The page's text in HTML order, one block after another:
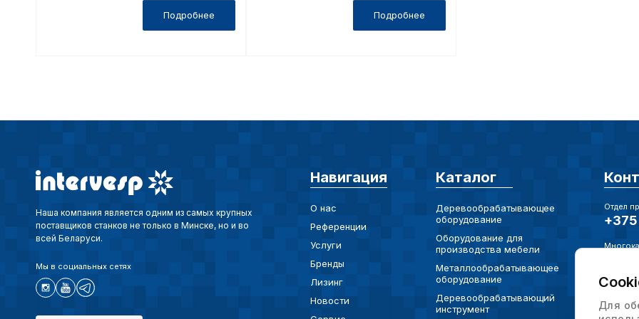
Подробнее Подробнее
Наша компания является одним из самых крупных
поставщиков станков не только в Минске, но и во
всей Беларуси.
Мы в социальных сетях
Навигация
О нас
Референции
Услуги
Бренды
Лизинг
Новости
Каталог
Деревообрабатывающее
оборудование
Оборудование для
производства мебели
Металлообрабатывающее
оборудование
Деревообрабатывающий
инструмент
Отдел
Для
Внимание:
страницы